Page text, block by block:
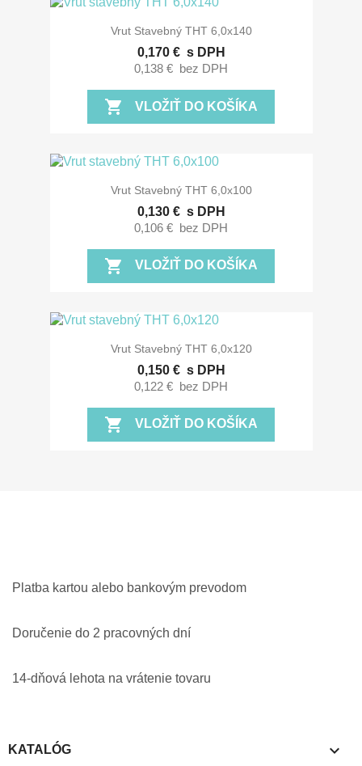
Vrut Stavebný THT 6,0x140
0,170 € s DPH
0,138 € bez DPH
shopping_cart VLOŽIŤ DO KOŠÍKA
Vrut Stavebný THT 6,0x100
0,130 € s DPH
0,106 € bez DPH
shopping_cart VLOŽIŤ DO KOŠÍKA
Vrut Stavebný THT 6,0x120
0,150 € s DPH
0,122 € bez DPH
shopping_cart VLOŽIŤ DO KOŠÍKA
Platba kartou alebo bankovým prevodom
Doručenie do 2 pracovných dní
14-dňová lehota na vrátenie tovaru
KATALÓG 